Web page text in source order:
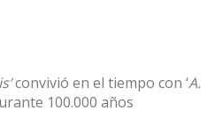
convivió en el tiempo con ‘A.
100.000 años